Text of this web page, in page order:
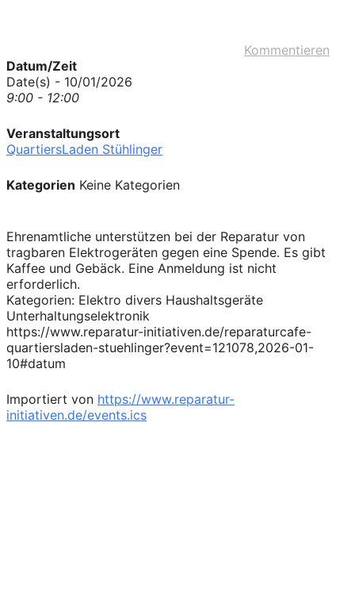
Kommentieren
Datum/Zeit
Date(s) - 10/01/2026
9:00 - 12:00
Veranstaltungsort
QuartiersLaden Stühlinger
Kategorien Keine Kategorien
Ehrenamtliche unterstützen bei der Reparatur von
tragbaren Elektrogeräten gegen eine Spende. Es gibt
Kaffee und Gebäck. Eine Anmeldung ist nicht
erforderlich.
Kategorien: Elektro divers Haushaltsgeräte
Unterhaltungselektronik
https://www.reparatur-initiativen.de/reparaturcafe-
quartiersladen-stuehlinger?event=121078,2026-01-
10#datum
Importiert von https://www.reparatur-
initiativen.de/events.ics